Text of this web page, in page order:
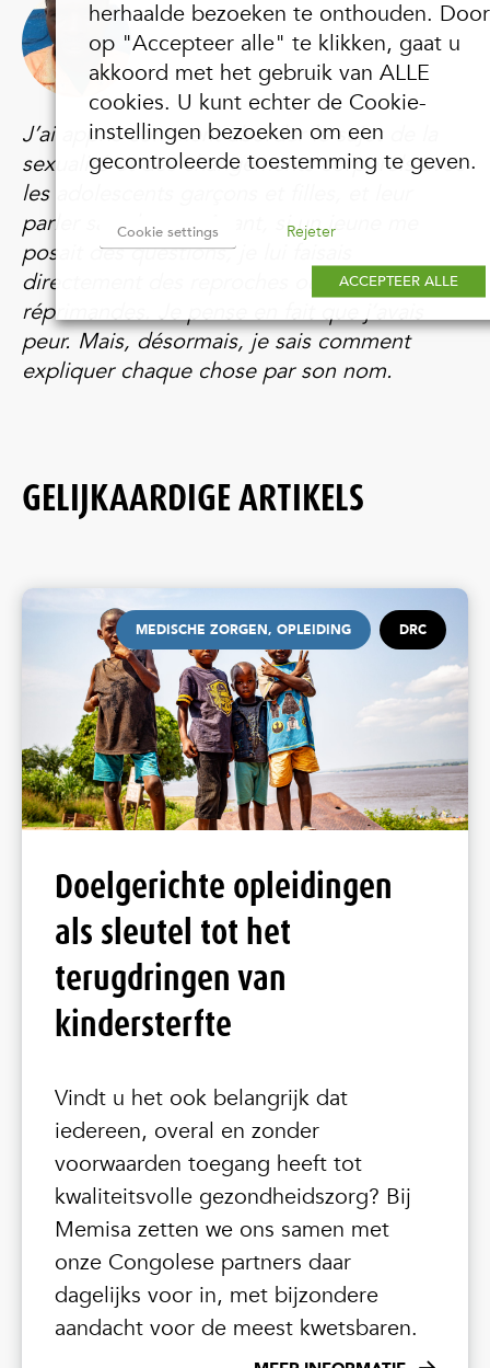
J’ai appris comment aborder le sujet de la
sexualité et des changements corporels avec
les adolescents garçons et filles, et leur
parler sans honte. Avant, si un jeune me
posait des questions, je lui faisais
directement des reproches ou des
réprimandes. Je pense en fait que j’avais
peur. Mais, désormais, je sais comment
expliquer chaque chose par son nom.
GELIJKAARDIGE ARTIKELS
MEDISCHE ZORGEN, OPLEIDING DRC
Doelgerichte opleidingen
als sleutel tot het
terugdringen van
kindersterfte
Vindt u het ook belangrijk dat
iedereen, overal en zonder
voorwaarden toegang heeft tot
kwaliteitsvolle gezondheidszorg? Bij
Memisa zetten we ons samen met
onze Congolese partners daar
dagelijks voor in, met bijzondere
aandacht voor de meest kwetsbaren.
herhaalde bezoeken te onthouden. Door
op "Accepteer alle" te klikken, gaat u
akkoord met het gebruik van ALLE
cookies. U kunt echter de Cookie-
instellingen bezoeken om een
gecontroleerde toestemming te geven.
Cookie settings Rejeter
ACCEPTEER ALLE